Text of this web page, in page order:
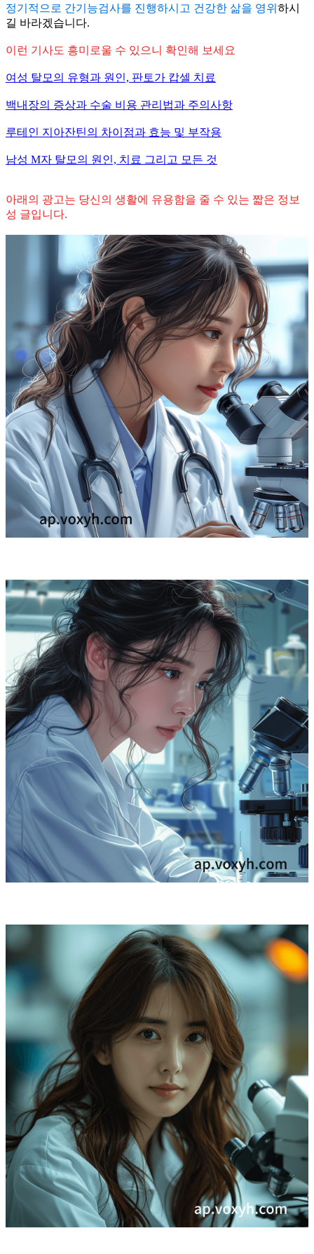
정기적으로 간기능검사를 진행하시고 건강한 삶을 영위 하시
길 바라겠습니다.
이런 기사도 흥미로울 수 있으니 확인해 보세요
여성 탈모의 유형과 원인, 판토가 캅셀 치료
백내장의 증상과 수술 비용 관리법과 주의사항
루테인 지아잔틴의 차이점과 효능 및 부작용
남성 M자 탈모의 원인, 치료 그리고 모든 것
아래의 광고는 당신의 생활에 유용함을 줄 수 있는 짧은 정보
성 글입니다.